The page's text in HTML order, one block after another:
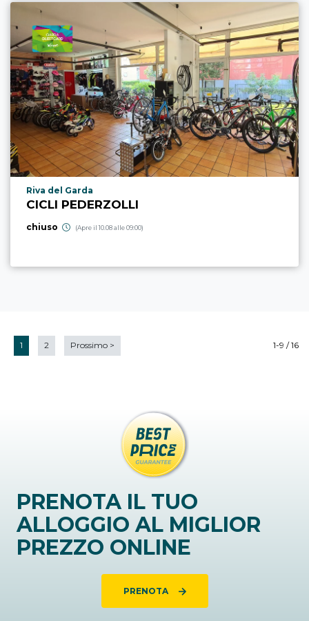
Località punto di interesse
Riva del Garda
CICLI PEDERZOLLI
chiuso (Apre il 10.08 alle 09:00)
1-9 / 16
1 2 Prossimo >
PRENOTA IL TUO
ALLOGGIO AL MIGLIOR
PREZZO ONLINE
PRENOTA